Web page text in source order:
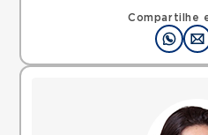
Compartilhe